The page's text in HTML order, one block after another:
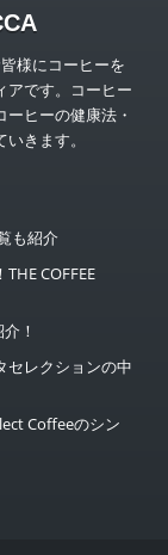
様にコーヒーを
アです。コーヒー
ヒーの健康法・
きます。
も紹介
COFFEE
！
セレクションの中
Coffeeのシン